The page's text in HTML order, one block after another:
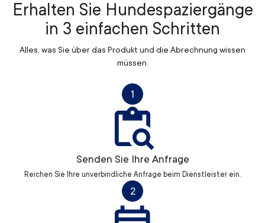
Erhalten Sie Hundespaziergänge
in 3 einfachen Schritten
Alles, was Sie über das Produkt und die Abrechnung wissen
müssen.
1
Senden Sie Ihre Anfrage
Reichen Sie Ihre unverbindliche Anfrage beim Dienstleister ein.
2